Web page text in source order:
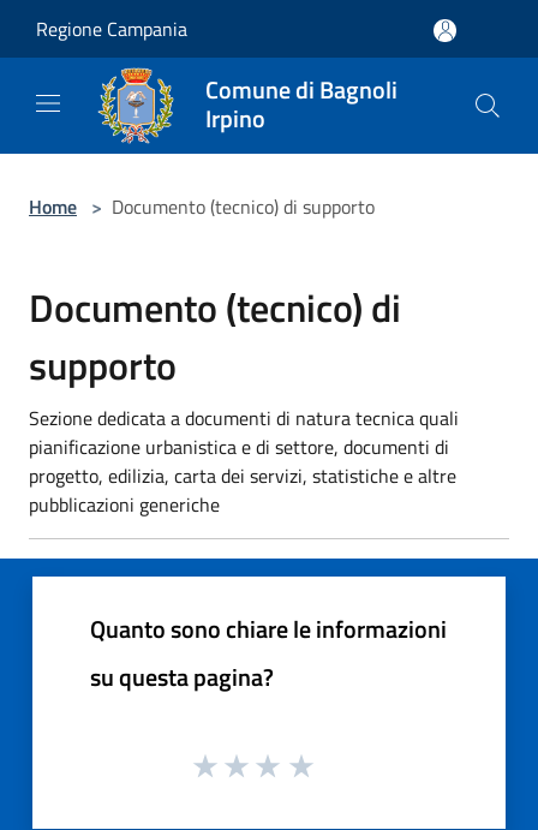
Regione Campania
Comune di Bagnoli
Irpino
Home > Documento (tecnico) di supporto
Documento (tecnico) di
supporto
Sezione dedicata a documenti di natura tecnica quali
pianificazione urbanistica e di settore, documenti di
progetto, edilizia, carta dei servizi, statistiche e altre
pubblicazioni generiche
Quanto sono chiare le informazioni
su questa pagina?